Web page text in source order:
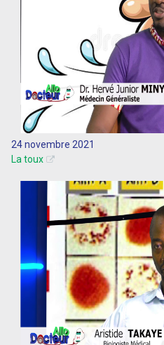
24 novembre 2021
La toux